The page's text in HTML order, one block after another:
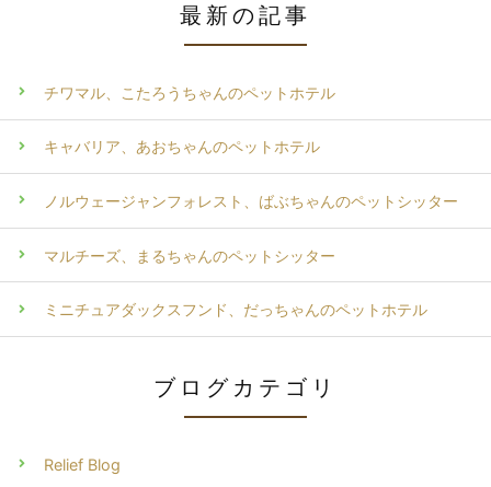
最新の記事
チワマル、こたろうちゃんのペットホテル
キャバリア、あおちゃんのペットホテル
ノルウェージャンフォレスト、ばぶちゃんのペットシッター
マルチーズ、まるちゃんのペットシッター
ミニチュアダックスフンド、だっちゃんのペットホテル
ブログカテゴリ
Relief Blog